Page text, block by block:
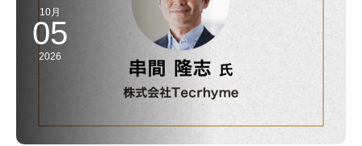
10月
05
2026